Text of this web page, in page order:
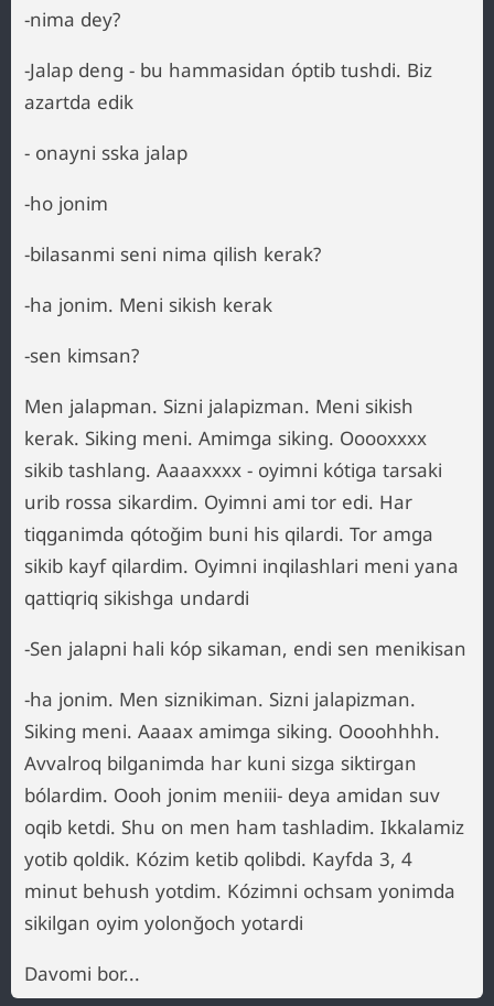
-nima dey?
-Jalap deng - bu hammasidan óptib tushdi. Biz
azartda edik
- onayni sska jalap
-ho jonim
-bilasanmi seni nima qilish kerak?
-ha jonim. Meni sikish kerak
-sen kimsan?
Men jalapman. Sizni jalapizman. Meni sikish
kerak. Siking meni. Amimga siking. Ooooxxxx
sikib tashlang. Aaaaxxxx - oyimni kótiga tarsaki
urib rossa sikardim. Oyimni ami tor edi. Har
tiqganimda qótoğim buni his qilardi. Tor amga
sikib kayf qilardim. Oyimni inqilashlari meni yana
qattiqriq sikishga undardi
-Sen jalapni hali kóp sikaman, endi sen menikisan
-ha jonim. Men siznikiman. Sizni jalapizman.
Siking meni. Aaaax amimga siking. Oooohhhh.
Avvalroq bilganimda har kuni sizga siktirgan
bólardim. Oooh jonim meniii- deya amidan suv
oqib ketdi. Shu on men ham tashladim. Ikkalamiz
yotib qoldik. Kózim ketib qolibdi. Kayfda 3, 4
minut behush yotdim. Kózimni ochsam yonimda
sikilgan oyim yolonğoch yotardi
Davomi bor...